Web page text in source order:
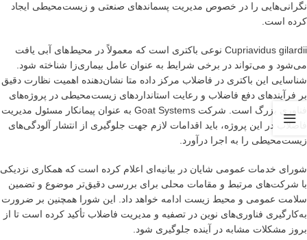
نگرانی‌هایی را در خصوص مدیریت پسماندهای صنعتی و زیست‌محیطی ایجاد
کرده است.
Cupriavidus gilardii نوعی باکتری است که معمولاً در محیط‌های آبی یافت
می‌شود و می‌تواند در برخی شرایط به عنوان عامل بیماری‌زا شناخته شود.
شناسایی این باکتری در فاضلاب مرکز داده متا نشان‌دهنده اهمیت نظارت دقیق
بر فرآیندهای دفع فاضلاب و رعایت استانداردهای زیست‌محیطی در پروژه‌های
فناوری بزرگ است. شرکت Goat Systems به عنوان پیمانکار مسئول مدیریت
فاضلاب در این پروژه، باید اقدامات لازم جهت جلوگیری از انتشار آلودگی‌های
زیست‌محیطی را به اجرا درآورد.
شورای خدمات عمومی شایان در بیانیه‌ای اعلام کرده است که همکاری نزدیکی
با شرکت‌های مرتبط و مقامات محلی برای بررسی دقیق‌تر موضوع و تضمین
سلامت عمومی و محیط زیست ادامه خواهد داد. این شورا همچنین بر ضرورت
به‌کارگیری فناوری‌های نوین در تصفیه و مدیریت فاضلاب تأکید کرده است تا از
بروز مشکلات مشابه در آینده جلوگیری شود.